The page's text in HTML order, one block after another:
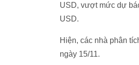
USD, vượt mức dự
USD.
Hiện, các nhà phân
ngày 15/11.